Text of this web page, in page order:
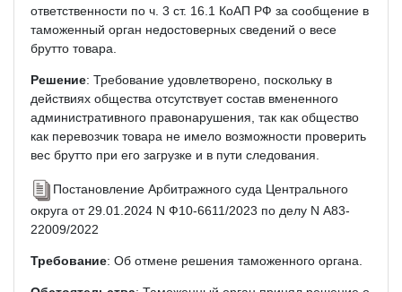
ответственности по ч. 3 ст. 16.1 КоАП РФ за сообщение в
таможенный орган недостоверных сведений о весе
брутто товара.
Решение: Требование удовлетворено, поскольку в
действиях общества отсутствует состав вмененного
административного правонарушения, так как общество
как перевозчик товара не имело возможности проверить
вес брутто при его загрузке и в пути следования.
Постановление Арбитражного суда Центрального
округа от 29.01.2024 N Ф10-6611/2023 по делу N А83-
22009/2022
Требование: Об отмене решения таможенного органа.